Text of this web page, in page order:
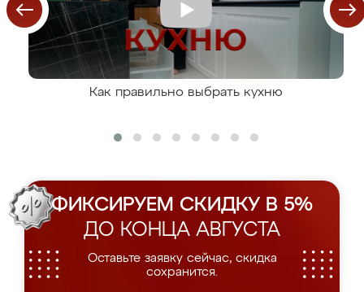
Как правильно выбрать кухню
ФИКСИРУЕМ СКИДКУ В 5%
ДО КОНЦА АВГУСТА
Оставьте заявку сейчас, скидка
сохранится.